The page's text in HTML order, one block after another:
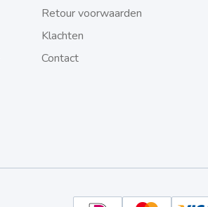
Retour voorwaarden
Klachten
Contact